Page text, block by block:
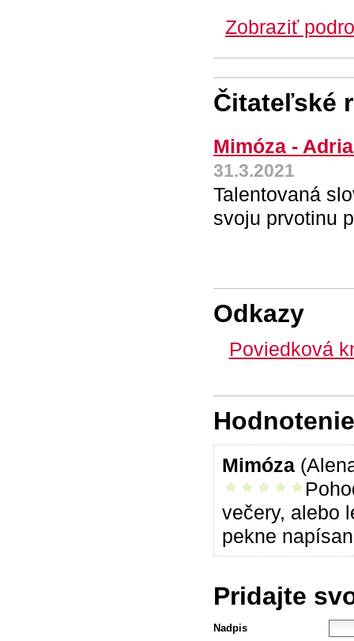
Zobraziť
Čitateľské
Mimóza -
31.3.2021
Talentovaná
svoju prvotinu
Odkazy
Poviedková
Mimóza
vrelo odporúčam
večery, alebo
pekne
Pridajte
Nadpis